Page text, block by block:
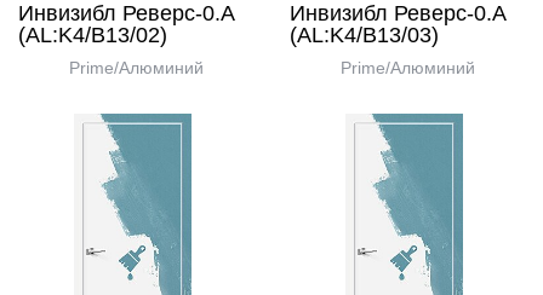
Инвизибл Реверс-0.А
(AL:K4/В13/02)
Prime/Алюминий
Инвизибл Реверс-0.А
(AL:K4/В13/03)
Prime/Алюминий